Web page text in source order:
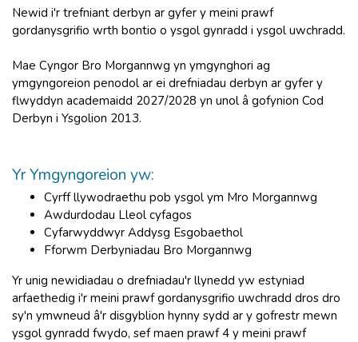
Newid i'r trefniant derbyn ar gyfer y meini prawf
gordanysgrifio wrth bontio o ysgol gynradd i ysgol uwchradd.
Mae Cyngor Bro Morgannwg yn ymgynghori ag
ymgyngoreion penodol ar ei drefniadau derbyn ar gyfer y
flwyddyn academaidd 2027/2028 yn unol â gofynion Cod
Derbyn i Ysgolion 2013.
Yr Ymgyngoreion yw:
Cyrff llywodraethu pob ysgol ym Mro Morgannwg
Awdurdodau Lleol cyfagos
Cyfarwyddwyr Addysg Esgobaethol
Fforwm Derbyniadau Bro Morgannwg
Yr unig newidiadau o drefniadau'r llynedd yw estyniad
arfaethedig i'r meini prawf gordanysgrifio uwchradd dros dro
sy'n ymwneud â'r disgyblion hynny sydd ar y gofrestr mewn
ysgol gynradd fwydo, sef maen prawf 4 y meini prawf